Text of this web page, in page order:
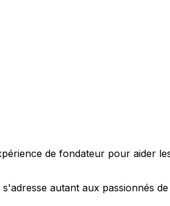
de fondateur pour aider
autant aux passionnés